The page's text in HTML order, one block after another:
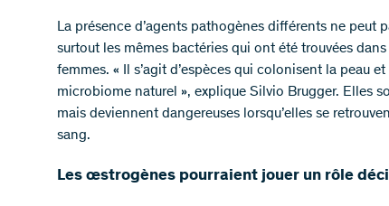
La présence d’agents pathogènes différents ne peut
surtout les mêmes bactéries qui ont été trouvées
femmes. « Il s’agit d’espèces qui colonisent la peau
microbiome naturel », explique Silvio Brugger. Elles
mais deviennent dangereuses lorsqu’elles se
sang.
Les œstrogènes pourraient jouer un rôle